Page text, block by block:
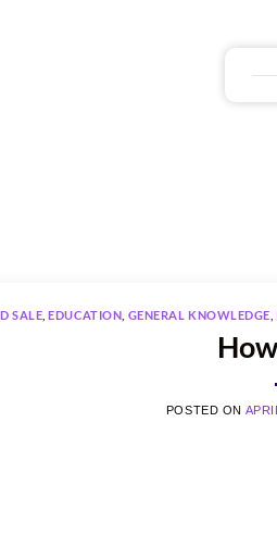
SALE ,EDUCATION GENERAL KNOWLEDGE
POSTED ON